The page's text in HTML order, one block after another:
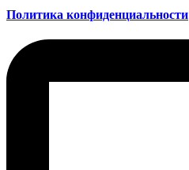
Политика конфиденциальности